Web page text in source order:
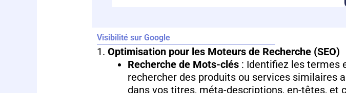
Visibilité sur Google
1. Optimisation pour les Moteurs de Recherche (SEO)
Recherche de Mots-clés: Identifiez les termes
rechercher des produits ou services similaires
dans vos titres, méta-descriptions, en-têtes, et